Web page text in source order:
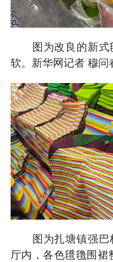
图为改良的新式
软。新华网记者 穆问
图为扎塘镇强巴
厅内，各色氆氇围